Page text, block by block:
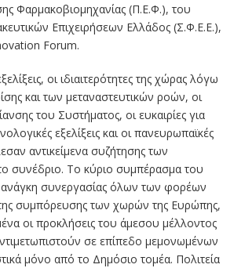
Φαρμακοβιομηχανίας (Π.Ε.Φ.), του
Επιχειρήσεων Ελλάδος (Σ.Φ.Ε.Ε.),
Forum.
οι ιδιαιτερότητες της χώρας λόγω
και των μεταναστευτικών ροών, οι
του Συστήματος, οι ευκαιρίες για
εξελίξεις και οι πανευρωπαϊκές
αντικείμενα συζήτησης των
συνέδριο. Το κύριο συμπέρασμα του
συνεργασίας όλων των φορέων
συμπόρευσης των χωρών της Ευρώπης,
οι προκλήσεις του άμεσου μέλλοντος
σε επίπεδο μεμονωμένων
μόνο από το Δημόσιο τομέα. Πολιτεία